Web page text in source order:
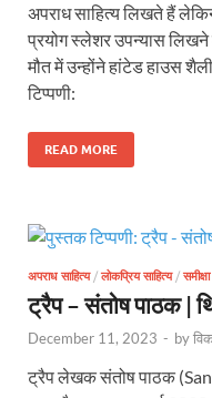
अपराध साहित्य लिखते हैं
प्रयोग स्लेशर उपन्यास लिखने
मौत में उन्होंने हांटेड हाउस
टिप्पणी:
READ MORE
अपराध साहित्य/ लोकप्रिय साहित्य/ समीक्षा
ट्रैप – संतोष पाठक |
December 11, 2023 - by
ट्रैप लेखक संतोष पाठक